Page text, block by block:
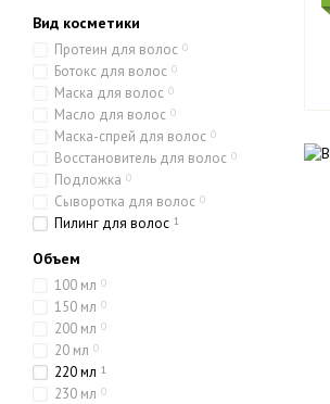
Вид косметики
Протеин для волос 0
Ботокс для волос 0
Маска для волос 0
Масло для волос 0
Маска-спрей для волос 0
Восстановитель для волос 0
Подложка 0
Сыворотка для волос 0
Пилинг для волос 1
Объем
100 мл 0
150 мл 0
200 мл 0
20 мл 0
220 мл 1
230 мл 0